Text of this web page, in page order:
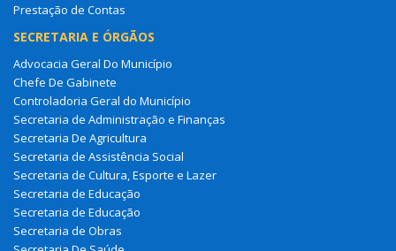
Prestação de Contas
SECRETARIA E ÓRGÃOS
Advocacia Geral Do Município
Chefe De Gabinete
Controladoria Geral do Município
Secretaria de Administração e Finanças
Secretaria De Agricultura
Secretaria de Assistência Social
Secretaria de Cultura, Esporte e Lazer
Secretaria de Educação
Secretaria de Educação
Secretaria de Obras